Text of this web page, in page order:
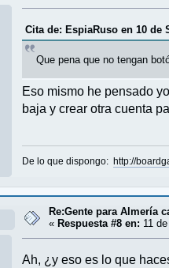
Cita de: EspiaRuso en 10 de
Que pena que no tengan
Eso mismo he pensado
baja y crear otra cuenta
De lo que dispongo:http://
Re:Gente para Almería
« Respuesta #8 en: 11
Ah, ¿y eso es lo que